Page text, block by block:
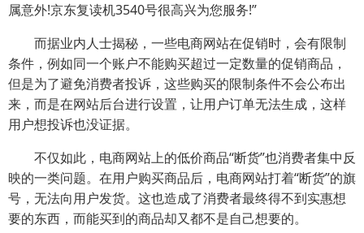
属意外!京东复读机3540号很高兴为您服务!”
而据业内人士揭秘，一些电商网站在促销时，会有限制
条件，例如同一个账户不能购买超过一定数量的促销商品，
但是为了避免消费者投诉，这些购买的限制条件不会公布出
来，而是在网站后台进行设置，让用户订单无法生成，这样
用户想投诉也没证据。
不仅如此，电商网站上的低价商品“断货”也消费者集中反
映的一类问题。在用户购买商品后，电商网站打着“断货”的旗
号，无法向用户发货。这也造成了消费者最终得不到实惠想
要的东西，而能买到的商品却又都不是自己想要的。